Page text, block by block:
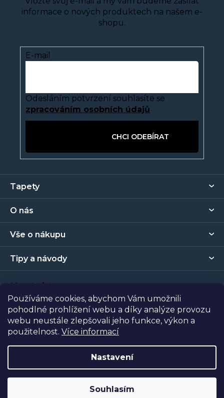
Používáme cookies, abychom Vám umožnili
pohodlné prohlížení webu a díky analýze provozu
webu neustále zlepšovali jeho funkce, výkon a
použitelnost. Více informací
Nastavení
Souhlasím
informace o nových produktech na našem e-
shopu.
E-mail
Odesláním potvrzení souhlasíte se
zpracováním osobních údajů
a
í
Tapety
O nás
Vše o nákupu
Tipy a návody
Kontakt
Prodejna
Vytvořil Shoptet| NakódovalShopcode
Copyright 2026Tapety Metro Florenc. Všechna práva
vyhrazena.